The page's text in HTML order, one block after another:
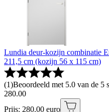
Lundia deur-kozijn combinatie
211,5 cm (kozijn 56 x 115 cm)
(1)Beoordeeld met 5.0 van de 5
280.00
Prijs: 280.00 euro